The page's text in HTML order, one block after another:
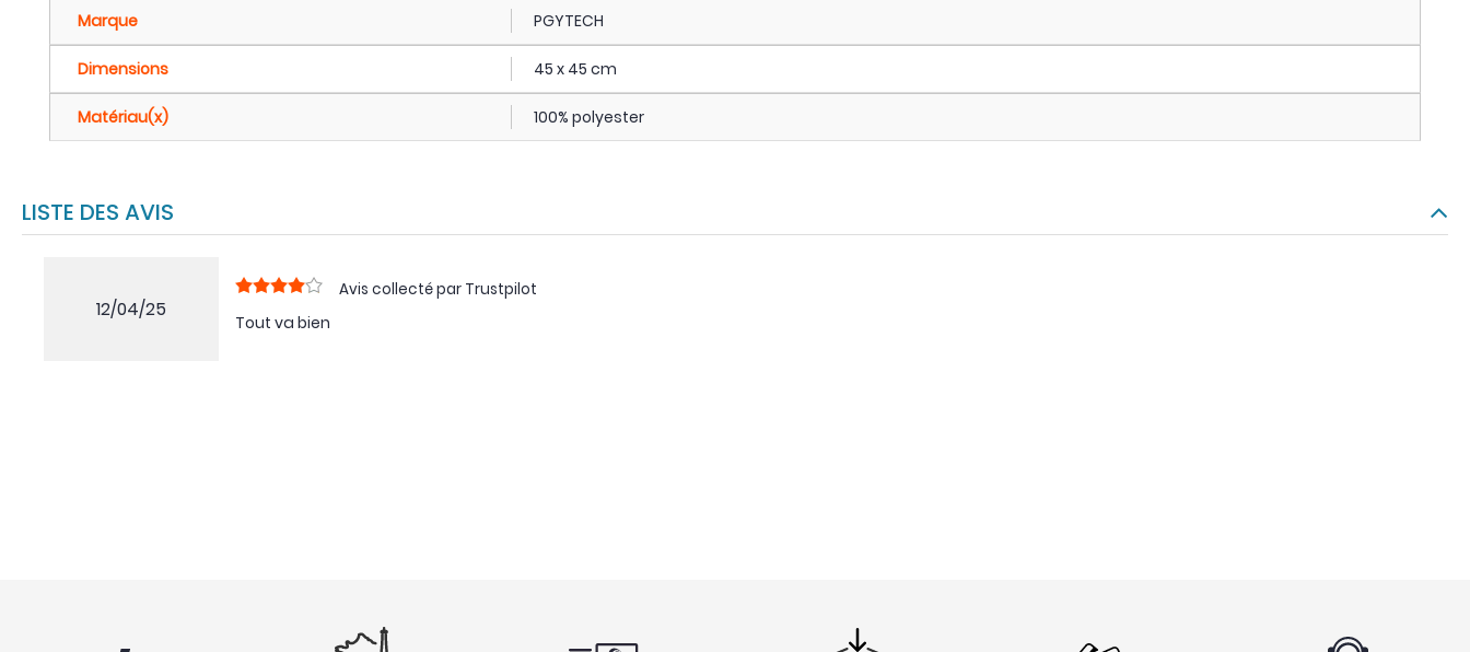
Marque PGYTECH
Dimensions 45 x 45 cm
Matériau(x) 100% polyester
LISTE DES AVIS
12/04/25
Avis collecté par Trustpilot
Tout va bien